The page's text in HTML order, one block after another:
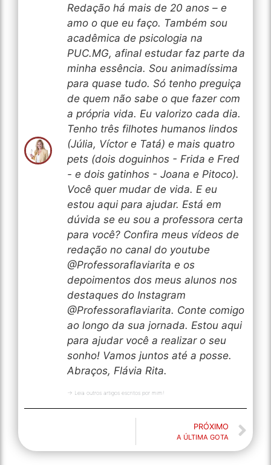
Redação há mais de 20 anos – e
amo o que eu faço. Também sou
acadêmica de psicologia na
PUC.MG, afinal estudar faz parte da
minha essência. Sou animadíssima
para quase tudo. Só tenho preguiça
de quem não sabe o que fazer com
a própria vida. Eu valorizo cada dia.
Tenho três filhotes humanos lindos
(Júlia, Víctor e Tatá) e mais quatro
pets (dois doguinhos - Frida e Fred
- e dois gatinhos - Joana e Pitoco).
Você quer mudar de vida. E eu
estou aqui para ajudar. Está em
dúvida se eu sou a professora certa
para você? Confira meus vídeos de
redação no canal do youtube
@Professoraflaviarita e os
depoimentos dos meus alunos nos
destaques do Instagram
@Professoraflaviarita. Conte comigo
ao longo da sua jornada. Estou aqui
para ajudar você a realizar o seu
sonho! Vamos juntos até a posse.
Abraços, Flávia Rita.
→ Leia outros artigos escritos por mim!
PRÓXIMO
A ÚLTIMA GOTA